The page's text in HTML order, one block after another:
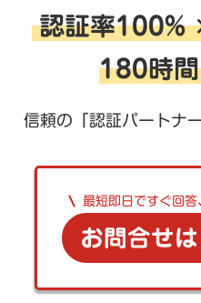
認証率100%
180時
信頼の「認証パートナ
最短即日ですぐ回
お問合せ